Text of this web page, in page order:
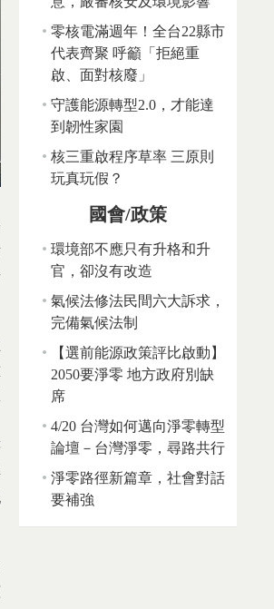
零核電滿週年！全台22縣市
代表齊聚 呼籲「拒絕重
啟、面對核廢」
守護能源轉型2.0，才能達
到韌性家園
核三重啟程序草率 三原則
玩真玩假？
國會/政策
環境部不應只有升格和升
官，卻沒有改造
氣候法修法民間六大訴求，
完備氣候法制
【選前能源政策評比啟動】
2050要淨零 地方政府別缺
席
4/20 台灣如何邁向淨零轉型
論壇－台灣淨零，尋路共行
淨零路徑新篇章，社會對話
要補強